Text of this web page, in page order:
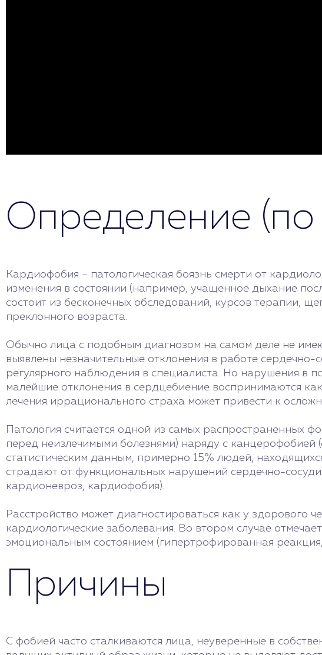
Определение
Кардиофобия – патологическая боязнь смерти от
изменения в состоянии (например, учащенное дыхание
состоит из бесконечных обследований, курсов терапии,
преклонного возраста.
Обычно лица с подобным диагнозом на самом деле не
выявлены незначительные отклонения в работе
регулярного наблюдения в специалиста. Но нарушения в
малейшие отклонения в сердцебиение воспринимаются
лечения иррационального страха может привести к
Патология считается одной из самых распространенных
перед неизлечимыми болезнями) наряду с канцерофобией
статистическим данным, примерно 15% людей,
страдают от функциональных нарушений сердечно-
кардионевроз, кардиофобия).
Расстройство может диагностироваться как у здорового
кардиологические заболевания. Во втором случае
эмоциональным состоянием (гипертрофированная
Причины
С фобией часто сталкиваются лица, неуверенные в